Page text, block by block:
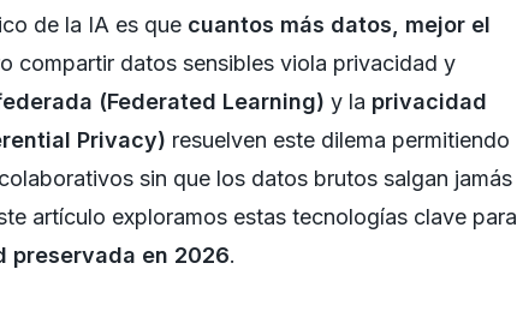
de la IA es que cuantos más datos, mejor el
compartir datos sensibles viola privacidad y
(Federated Learning) y la privacidad
Privacy) resuelven este dilema permitiendo
sin que los datos brutos salgan jamás
artículo exploramos estas tecnologías clave para
preservada en 2026.